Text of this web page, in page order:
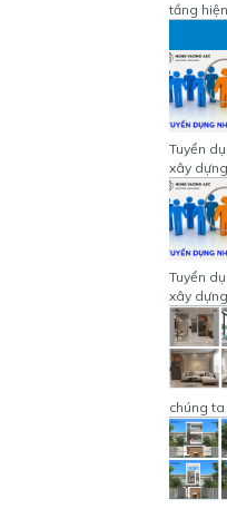
tầng
Tuyển
xây
Tuyển
xây
chúng